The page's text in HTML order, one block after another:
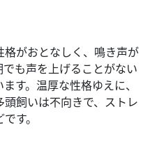
がおとなしく、鳴き声が
も声を上げることがない
す。温厚な性格ゆえに、
飼いは不向きで、ストレ
す。